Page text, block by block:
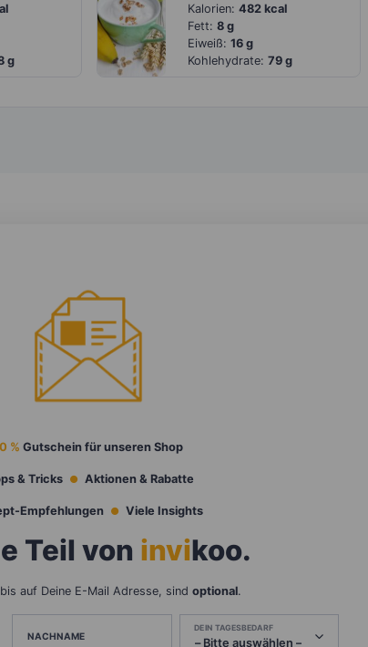
g
Kalorien: 482 kcal
Fett: 8 g
Eiweiß: 16 g
Kohlehydrate: 79 g
% Gutschein für unseren Shop
& Tricks Aktionen & Rabatte
Empfehlungen Viele Insights
Teil von invikoo.
auf Deine E-Mail Adresse, sind optional.
NACHNAME
DEIN TAGESBEDARF